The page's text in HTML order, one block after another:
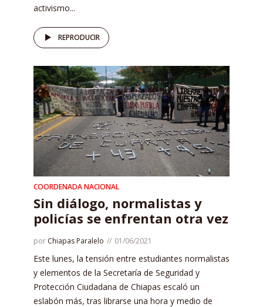
activismo...
REPRODUCIR
COORDENADA NACIONAL
Sin diálogo, normalistas y
policías se enfrentan otra vez
por Chiapas Paralelo 01/06/2021
Este lunes, la tensión entre estudiantes normalistas
y elementos de la Secretaría de Seguridad y
Protección Ciudadana de Chiapas escaló un
eslabón más, tras librarse una hora y medio de